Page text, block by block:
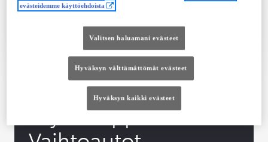
Tutustu autoon
Vertaile
Toyota Approved
evästeidemme käyttöehdoista
Valitsen haluamani evästeet
Hyväksyn välttämättömät evästeet
Hyväksyn kaikki evästeet